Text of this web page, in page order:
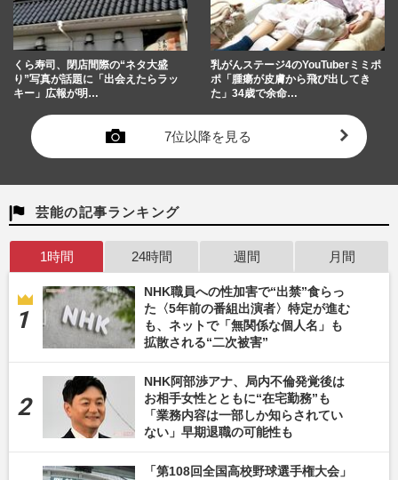
くら寿司、閉店間際の“ネタ大盛
り”写真が話題に「出会えたらラッ
キー」広報が明…
乳がんステージ4のYouTuberミミポ
ポ「腫瘍が皮膚から飛び出してき
た」34歳で余命…
7位以降を見る
芸能の記事ランキング
1時間 24時間 週間 月間
NHK職員への性加害で“出禁”食らっ
た〈5年前の番組出演者〉特定が進む
も、ネットで「無関係な個人名」も
拡散される“二次被害”
NHK阿部渉アナ、局内不倫発覚後は
お相手女性とともに“在宅勤務”も
「業務内容は一部しか知らされてい
ない」早期退職の可能性も
「第108回全国高校野球選手権大会」